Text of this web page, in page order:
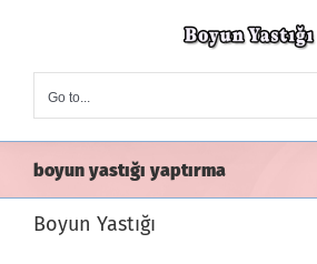
Go to...
boyun yastığı yaptırma
Boyun Yastığı